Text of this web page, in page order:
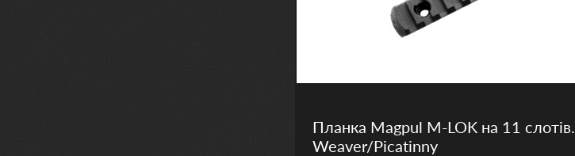
Планка Magpul M-LOK на 11 слотів.
Weaver/Picatinny